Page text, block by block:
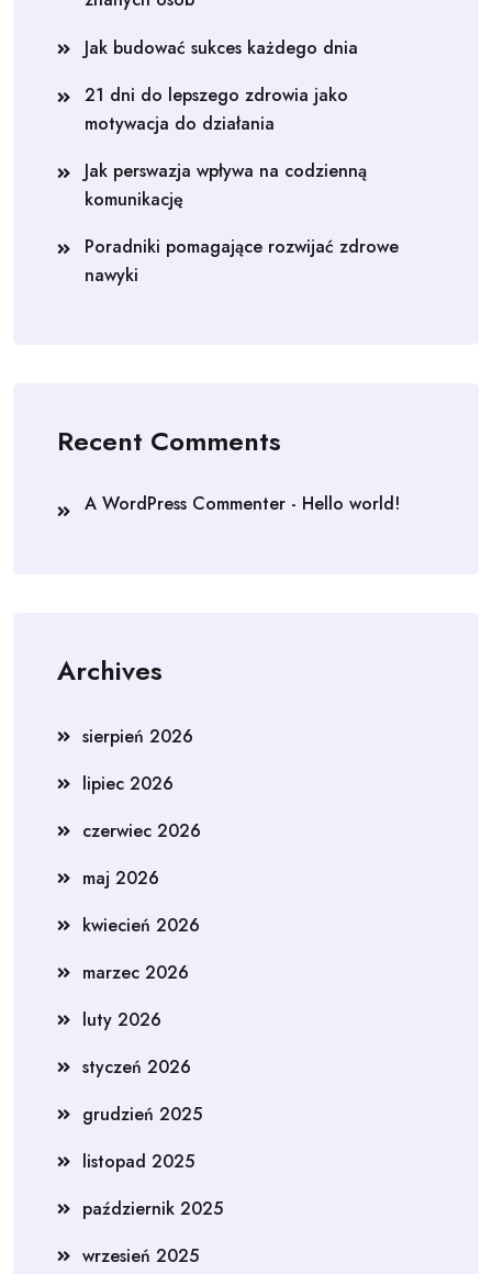
Jak budować sukces każdego dnia
21 dni do lepszego zdrowia jako
motywacja do działania
Jak perswazja wpływa na codzienną
komunikację
Poradniki pomagające rozwijać zdrowe
nawyki
Recent Comments
A WordPress Commenter - Hello world!
Archives
sierpień 2026
lipiec 2026
czerwiec 2026
maj 2026
kwiecień 2026
marzec 2026
luty 2026
styczeń 2026
grudzień 2025
listopad 2025
październik 2025
wrzesień 2025